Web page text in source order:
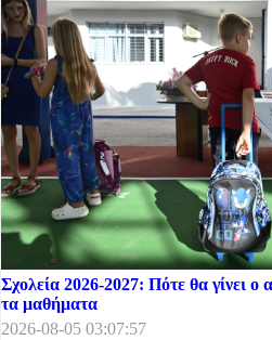
Σχολεία 2026-2027: Πότε θα γίνει ο
τα μαθήματα
2026-08-05 03:07:57